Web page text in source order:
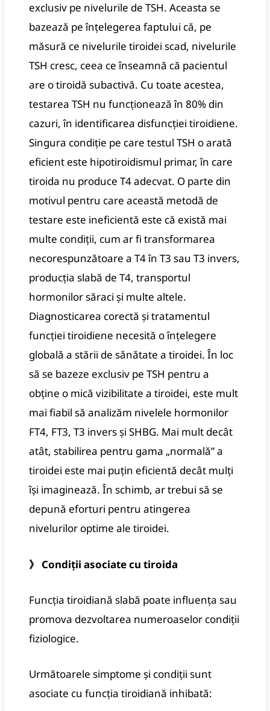
exclusiv pe nivelurile de TSH. Aceasta se
bazează pe înțelegerea faptului că, pe
măsură ce nivelurile tiroidei scad, nivelurile
TSH cresc, ceea ce înseamnă că pacientul
are o tiroidă subactivă. Cu toate acestea,
testarea TSH nu funcționează în 80% din
cazuri, în identificarea disfuncției tiroidiene.
Singura condiție pe care testul TSH o arată
eficient este hipotiroidismul primar, în care
tiroida nu produce T4 adecvat. O parte din
motivul pentru care această metodă de
testare este ineficientă este că există mai
multe condiții, cum ar fi transformarea
necorespunzătoare a T4 în T3 sau T3 invers,
producția slabă de T4, transportul
hormonilor săraci și multe altele.
Diagnosticarea corectă și tratamentul
funcției tiroidiene necesită o înțelegere
globală a stării de sănătate a tiroidei. În loc
să se bazeze exclusiv pe TSH pentru a
obține o mică vizibilitate a tiroidei, este mult
mai fiabil să analizăm nivelele hormonilor
FT4, FT3, T3 invers și SHBG. Mai mult decât
atât, stabilirea pentru gama „normală” a
tiroidei este mai puțin eficientă decât mulți
își imaginează. În schimb, ar trebui să se
depună eforturi pentru atingerea
nivelurilor optime ale tiroidei.
》 Condiții asociate cu tiroida
Funcția tiroidiană slabă poate influența sau
promova dezvoltarea numeroaselor condiții
fiziologice.
Următoarele simptome și condiții sunt
asociate cu funcția tiroidiană inhibată: